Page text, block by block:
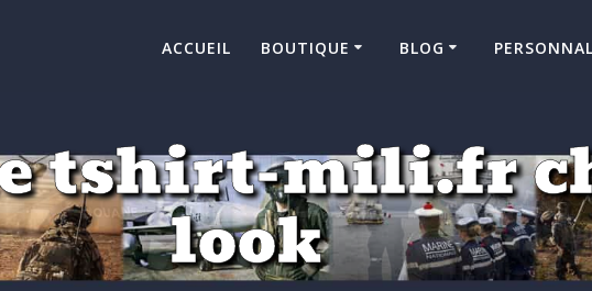
ACCUEIL BOUTIQUE BLOG
tshirt-mili.fr
look